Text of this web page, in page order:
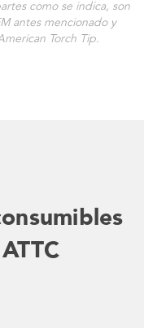
como se indica, son
antes mencionado y
Torch Tip.